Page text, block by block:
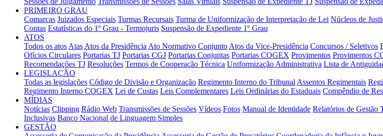
PRIMEIRO GRAU
Comarcas Juizados Especiais Turmas Recursais Turma de Uniformização de Interpretação de Lei Núcleos de
Contas Estatísticas do 1º Grau - Termojuris Suspensão de Expediente 1º Grau
ATOS
Todos os atos Atas Atos da Presidência Ato Normativo Conjunto Atos da Vice-Presidência Concursos / Seletivos
Ofícios Circulares Portarias TJ Portarias CGJ Portarias Conjuntas Portarias COGEX Provimentos Provimentos
Recomendações TJ Resoluções Termos de Cooperação Técnica Uniformização Administrativa Lista de
LEGISLAÇÃO
Todas as legislações Código de Divisão e Organização Regimento Interno do Tribunal Assentos Regimentais
Regimento Interno COGEX Lei de Custas Leis Complementares Leis Ordinárias do Estaduais Compêndio de
MÍDIAS
Notícias Clipping Rádio Web Transmissões de Sessões Vídeos Fotos Manual de Identidade Relatórios de Gestão
Inclusivas Banco Nacional de Linguagem Simples
GESTÃO